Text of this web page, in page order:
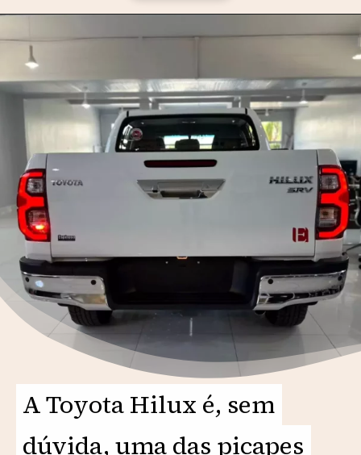
Opening https://motorprime.com.br/qual-e-o-preco-da-nova-toyota-hilux-srv-2025-ficha-tecnica-e-diferenciais/
A Toyota Hilux é, sem
dúvida, uma das picapes
A Toyota Hilux é, sem
dúvida, uma das picapes